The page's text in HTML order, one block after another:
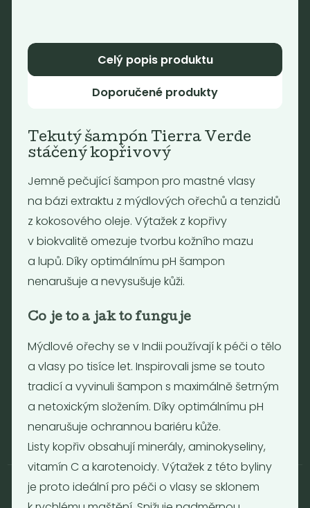
Nebaleno
Nebaleno s.r.o.
Bezobalové vegan potraviny
drogerie a minikavárna
Praha 2 - Nusle
128 00
Tel.: (+420) 723 736 413
info@nebaleno.eu
Pondělí - Pátek 12:00 - 19:30
Sobota 10:00 - 16:00
Neděle - zavřeno
Obchodní podmínky
Reklamační formulář
GDPR
Kolektiv
Celý popis produktu
Doporučené produkty
Tekutý šampón Tierra Verde
stáčený kopřivový
Jemně pečující šampon pro mastné vlasy
na bázi extraktu z mýdlových ořechů a tenzidů
z kokosového oleje. Výtažek z kopřivy
v biokvalitě omezuje tvorbu kožního mazu
a lupů. Díky optimálnímu pH šampon
nenarušuje a nevysušuje kůži.
Co je to a jak to funguje
Mýdlové ořechy se v Indii používají k péči o tělo
a vlasy po tisíce let. Inspirovali jsme se touto
tradicí a vyvinuli šampon s maximálně šetrným
a netoxickým složením. Díky optimálnímu pH
nenarušuje ochrannou bariéru kůže.
Listy kopřiv obsahují minerály, aminokyseliny,
vitamín C a karotenoidy. Výtažek z této byliny
je proto ideální pro péči o vlasy se sklonem